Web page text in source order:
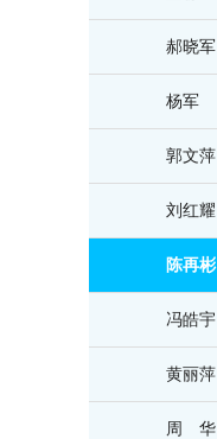
郝晓军
杨军
郭文萍
刘红耀
陈再彬
冯皓宇
黄丽萍
周 华